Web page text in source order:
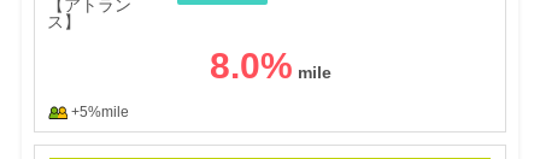
8.0%
+5%mile